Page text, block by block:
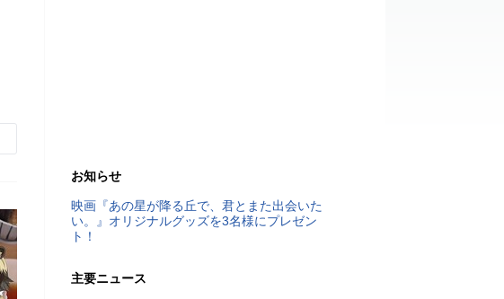
お知らせ
映画『あの星が降る丘で、君とまた出会いた
い。』オリジナルグッズを3名様にプレゼン
ト！
主要ニュース